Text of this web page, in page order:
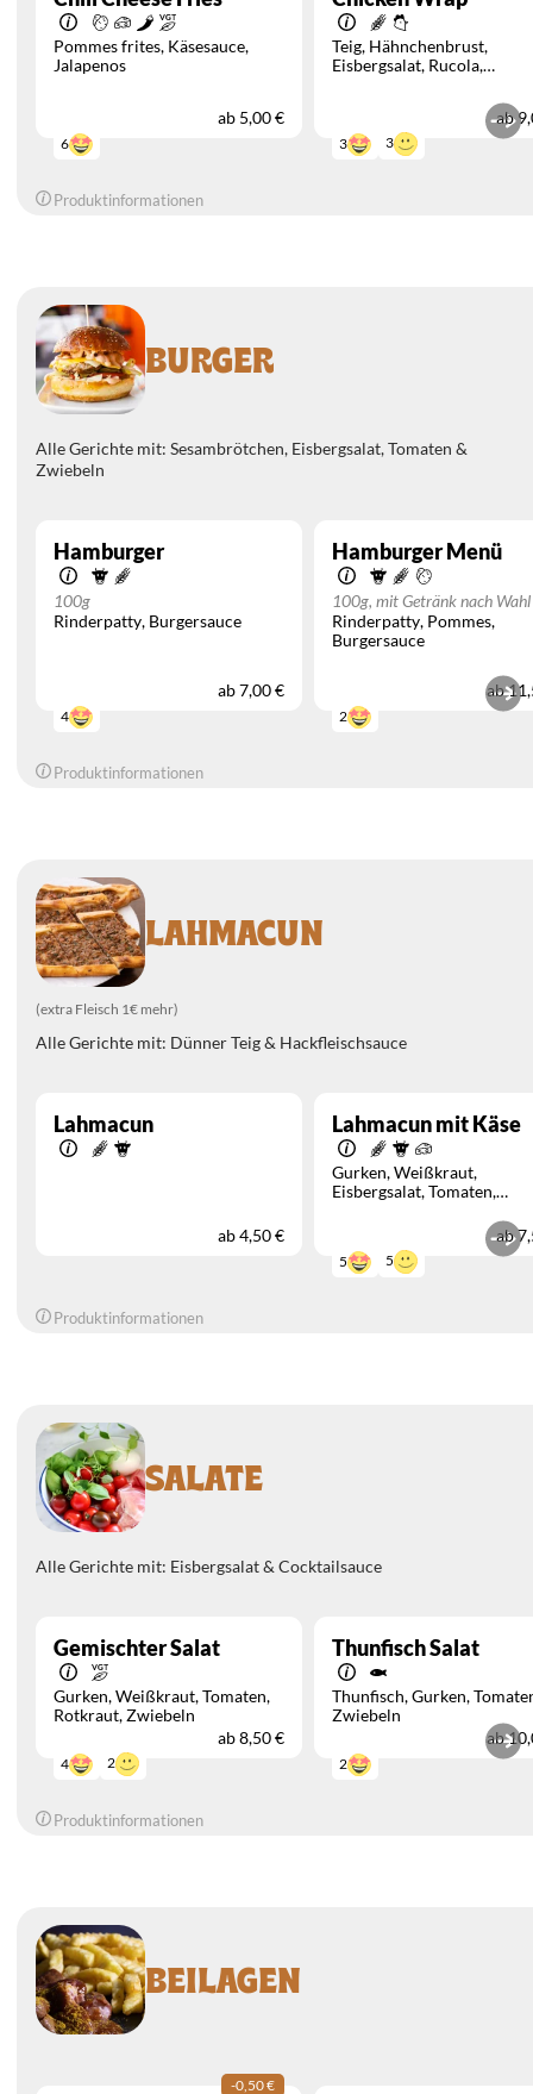
Pommes frites Käsesauce
Jalapenos
ab 5,00 €
6
Teig Hähnchenbrust
Eisbergsalat Rucola
ab
3 3
Produktinformationen
BURGER
Alle Gerichte mit: Sesambrötchen, Eisbergsalat, Tomaten &
Zwiebeln
Hamburger
100g
Rinderpatty Burgersauce
ab7,00 €
4
Hamburger Menü
100g, mit Getränk nach Wahl
Rinderpatty Pommes
Burgersauce
ab
2
Produktinformationen
LAHMACUN
(extra Fleisch 1€ mehr)
Alle Gerichte mit: Dünner Teig & Hackfleischsauce
Lahmacun
ab4,50 €
Lahmacun mit Käse
Gurken Weißkraut
Eisbergsalat Tomaten
ab
5 5
Produktinformationen
SALATE
Alle Gerichte mit: Eisbergsalat & Cocktailsauce
Gemischter Salat
Gurken Weißkraut Tomaten
Rotkraut Zwiebeln
ab8,50 €
4 2
Thunfisch Salat
Thunfisch Gurken
Zwiebeln
ab
2
Produktinformationen
BEILAGEN
-0,50 €